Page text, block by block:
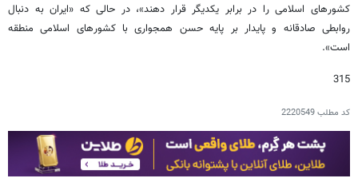
کشورهای اسلامی را در برابر یکدیگر قرار دهند»، در حالی که «ایران به دنبال
روابطی صادقانه و پایدار بر پایه حسن همجواری با کشورهای اسلامی منطقه
است».
315
کد مطلب2220549